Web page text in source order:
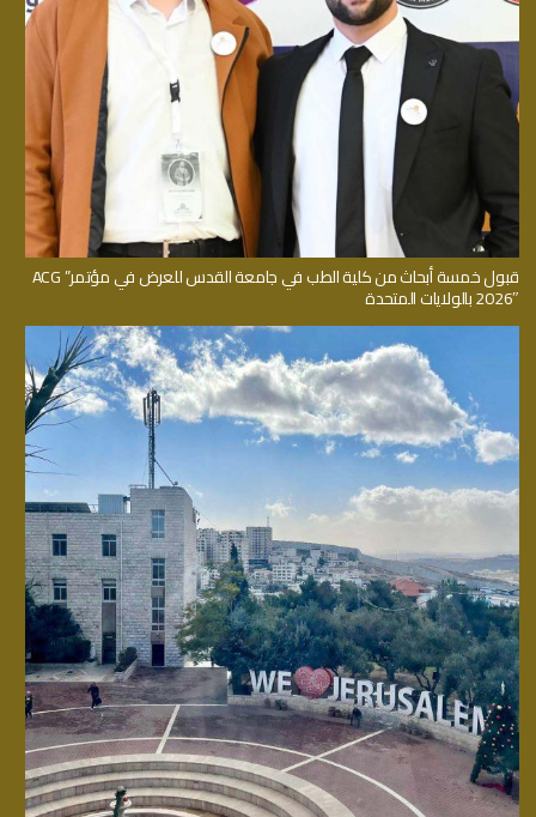
قبول خمسة أبحاث من كلية الطب في جامعة القدس للعرض في مؤتمر” ACG
2026″ بالولايات المتحدة